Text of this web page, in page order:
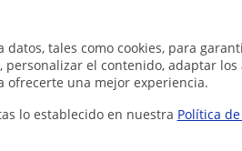
tales como cookies, para
el contenido, adaptar los
ofrecerte una mejor experiencia.
lo establecido en nuestra Política
Audición y Lenguaje
Doy clases de apoyo de
No tengo experiencia pero me